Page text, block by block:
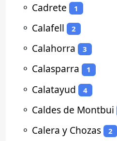
⚬ Cadrete 1
⚬ Calafell 2
⚬ Calahorra 3
⚬ Calasparra 1
⚬ Calatayud 4
⚬ Caldes de Montbui
⚬ Calera y Chozas 2